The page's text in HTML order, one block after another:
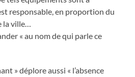
responsable, en proportion du
la ville…
« au nom de qui parle ce
» déplore aussi « l’absence